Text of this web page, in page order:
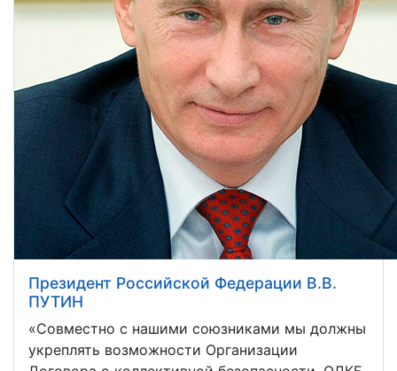
Президент Российской Федерации В.В.
ПУТИН
«Совместно с нашими союзниками мы должны
укреплять возможности Организации